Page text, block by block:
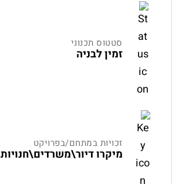
סטטוס תכנוני
זמין לבניה
זכויות במתחם/בפרויקט
מיקרו דיור\משרדים\חנויות